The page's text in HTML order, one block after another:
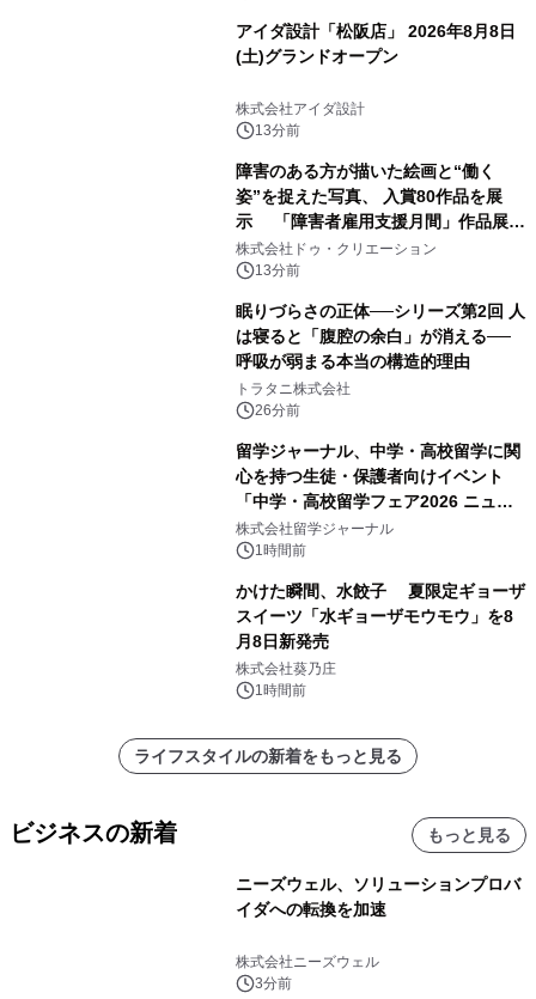
アイダ設計「松阪店」 2026年8月8日
(土)グランドオープン
株式会社アイダ設計
13分前
障害のある方が描いた絵画と“働く
姿”を捉えた写真、 入賞80作品を展
示 「障害者雇用支援月間」作品展示
会を 東京・愛知で開催
株式会社ドゥ・クリエーション
13分前
眠りづらさの正体──シリーズ第2回 人
は寝ると「腹腔の余白」が消える──
呼吸が弱まる本当の構造的理由
トラタニ株式会社
26分前
留学ジャーナル、中学・高校留学に関
心を持つ生徒・保護者向けイベント
「中学・高校留学フェア2026 ニュー
ジーランド＆オーストラリア」を
9/12(土)に開催
株式会社留学ジャーナル
1時間前
かけた瞬間、水餃子 夏限定ギョーザ
スイーツ「水ギョーザモウモウ」を8
月8日新発売
株式会社葵乃庄
1時間前
ライフスタイルの新着をもっと見る
ビジネスの新着 もっと見る
ニーズウェル、ソリューションプロバ
イダへの転換を加速
株式会社ニーズウェル
3分前